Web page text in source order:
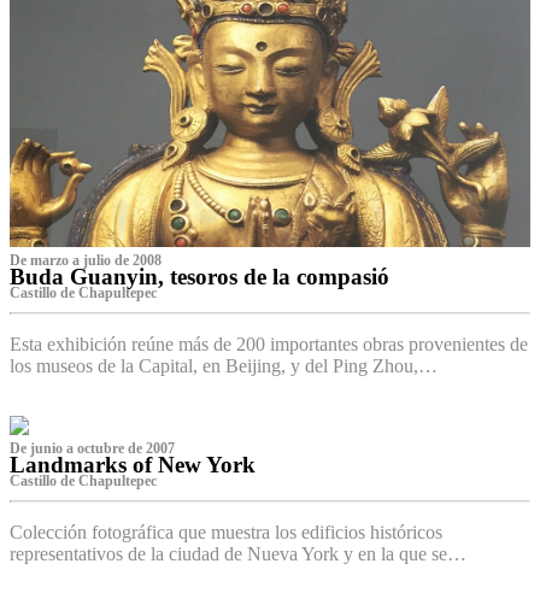
De marzo a julio de 2008
Buda Guanyin, tesoros de la compasió
Castillo de Chapultepec
Esta exhibición reúne más de 200 importantes obras provenientes de
los museos de la Capital, en Beijing, y del Ping Zhou,…
De junio a octubre de 2007
Landmarks of New York
Castillo de Chapultepec
Colección fotográfica que muestra los edificios históricos
representativos de la ciudad de Nueva York y en la que se…